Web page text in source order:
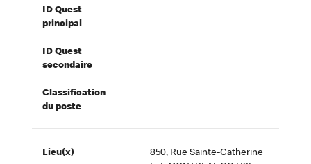
ID Quest
principal
ID Quest
secondaire
Classification
du poste
Lieu(x)
850, Rue Sainte-Catherine